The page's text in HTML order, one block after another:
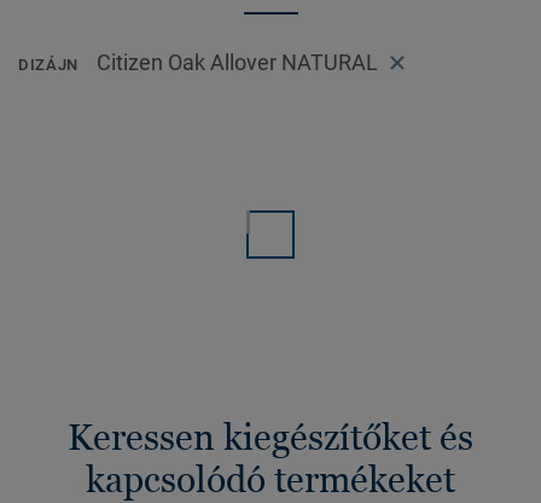
DIZÁJN Citizen Oak Allover NATURAL
Keressen kiegészítőket és
kapcsolódó termékeket